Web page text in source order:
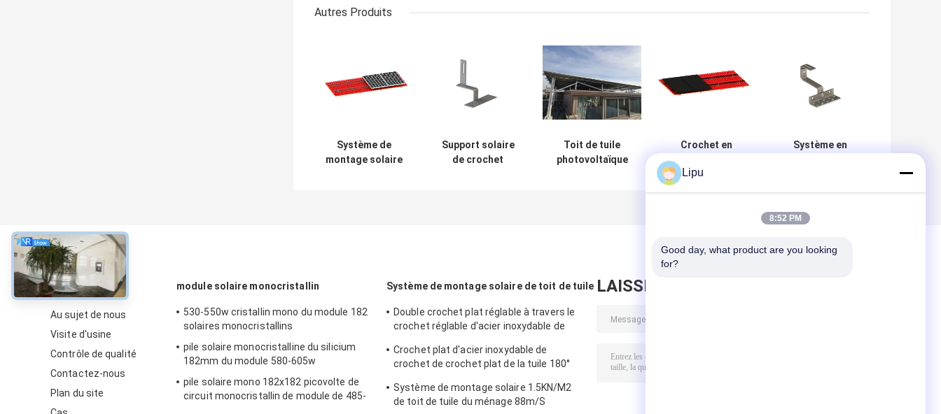
Autres Produits
Système de
montage solaire
Support solaire
de crochet
Toit de tuile
photovoltaïque
Crochet en
aluminium de
montage solaire
photovoltaïque
Système en
réglable
de panneau
À propos
Au sujet de nous
Visite d'usine
Contrôle de qualité
Contactez-nous
Plan du site
module solaire monocristallin
530-550w cristallin mono du module 182
solaires monocristallins
pile solaire monocristalline du silicium
182mm du module 580-605w
pile solaire mono 182x182 picovolte de
circuit monocristallin de module de 485-
Système de montage solaire de toit de tuile
Double crochet plat réglable à travers le
crochet réglable d'acier inoxydable de
Crochet plat d'acier inoxydable de
crochet de crochet plat de la tuile 180°
Système de montage solaire 1.5KN/M2
de toit de tuile du ménage 88m/S
LAISSEZ UN MESSAGE
Lipu
8:52 PM
Good day, what product are you looking
for?